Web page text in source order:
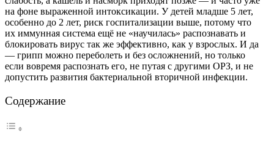
на фоне выраженной интоксикации. У детей младше 5 лет,
особенно до 2 лет, риск госпитализации выше, потому что
их иммунная система ещё не «научилась» распознавать и
блокировать вирус так же эффективно, как у взрослых. И да
— грипп можно переболеть и без осложнений, но только
если вовремя распознать его, не путая с другими ОРЗ, и не
допустить развития бактериальной вторичной инфекции.
Содержание